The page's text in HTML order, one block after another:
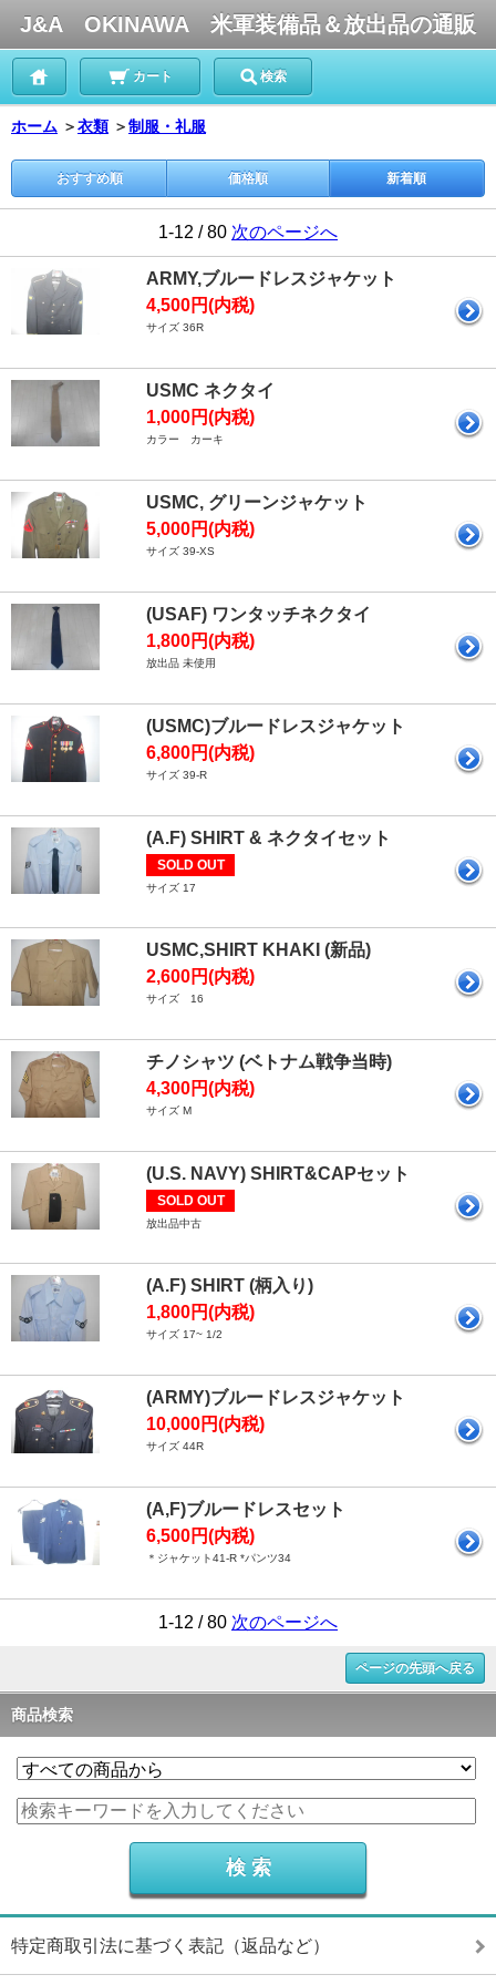
J&A OKINAWA 米軍装備品＆放出品の通販
カート 検索
ホーム ＞衣類 ＞制服・礼服
おすすめ順 価格順 新着順
1-12 / 80 次のページへ
ARMY,ブルードレスジャケット
4,500円(内税)
サイズ 36R
USMC ネクタイ
1,000円(内税)
カラー カーキ
USMC, グリーンジャケット
5,000円(内税)
サイズ 39-XS
(USAF) ワンタッチネクタイ
1,800円(内税)
放出品 未使用
(USMC)ブルードレスジャケット
6,800円(内税)
サイズ 39-R
(A.F) SHIRT & ネクタイセット
SOLD OUT
サイズ 17
USMC,SHIRT KHAKI (新品)
2,600円(内税)
サイズ 16
チノシャツ (ベトナム戦争当時)
4,300円(内税)
サイズ M
(U.S. NAVY) SHIRT&CAPセット
SOLD OUT
放出品中古
(A.F) SHIRT (柄入り)
1,800円(内税)
サイズ 17~ 1/2
(ARMY)ブルードレスジャケット
10,000円(内税)
サイズ 44R
(A,F)ブルードレスセット
6,500円(内税)
＊ジャケット41-R *パンツ34
1-12 / 80 次のページへ
ページの先頭へ戻る
商品検索
特定商取引法に基づく表記（返品など）